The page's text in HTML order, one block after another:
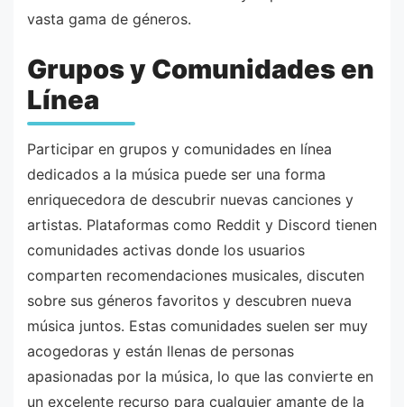
vasta gama de géneros.
Grupos y Comunidades en
Línea
Participar en grupos y comunidades en línea
dedicados a la música puede ser una forma
enriquecedora de descubrir nuevas canciones y
artistas. Plataformas como Reddit y Discord tienen
comunidades activas donde los usuarios
comparten recomendaciones musicales, discuten
sobre sus géneros favoritos y descubren nueva
música juntos. Estas comunidades suelen ser muy
acogedoras y están llenas de personas
apasionadas por la música, lo que las convierte en
un excelente recurso para cualquier amante de la